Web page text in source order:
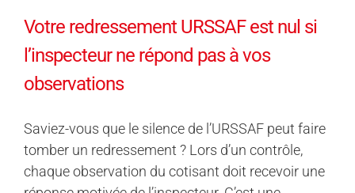
Votre redressement URSSAF est nul si
l’inspecteur ne répond pas à vos
observations
Saviez-vous que le silence de l’URSSAF peut faire
tomber un redressement ? Lors d’un contrôle,
chaque observation du cotisant doit recevoir une